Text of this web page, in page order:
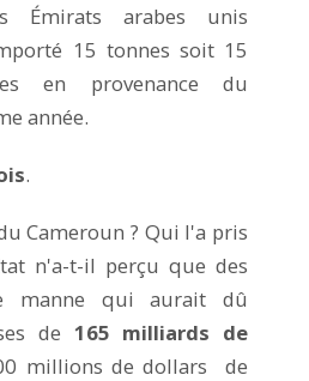
Émirats arabes unis
15 tonnes soit 15
en provenance du
année.
.
Cameroun ? Qui l'a pris
n'a-t-il perçu que des
manne qui aurait dû
de 165 milliards de
millions de dollars de